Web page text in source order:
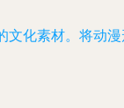
化素材。将动